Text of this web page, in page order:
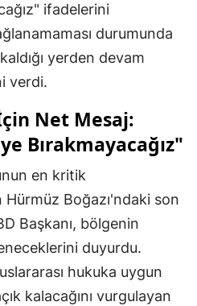
ifadelerini
durumunda
yerden devam
verdi.
Net Mesaj:
Bırakmayacağız"
en kritik
Boğazı'ndaki son
Başkanı, bölgenin
duyurdu.
hukuka uygun
kalacağını vurgulayan